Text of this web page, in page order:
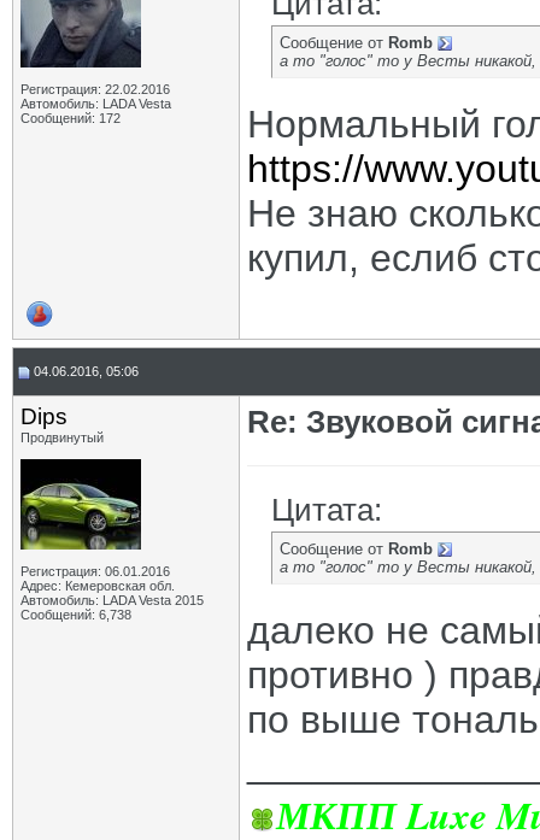
Регистрация: 22.02.2016
Автомобиль: LADA Vesta
Сообщений: 172
Сообщение от Romb
а то "голос" то у Весты
Нормальный
https://
Не знаю
купил, еслиб
04.06.2016, 05:06
Dips
Продвинутый
Регистрация: 06.01.2016
Адрес: Кемеровская обл.
Автомобиль: LADA Vesta 2015
Сообщений: 6,738
Re: Звуковой
Цитата:
Сообщение от Romb
а то "голос" то у Весты
далеко не
противно )
по выше
МКПП Luxe